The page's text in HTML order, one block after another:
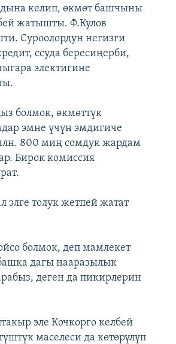
келип, өкмөт башчыны
жатышты. Ф.Кулов
Суроолордун негизги
ссуда бересиңерби,
электигине
болмок, өкмөттүк
эмне үчүн эмдигиче
800 миң сомдук жардам
Бирок комиссия
элге толук жетпей жатат
болмок, деп мамлекет
дагы нааразылык
деген да пикирлерин
эле Кочкорго келбей
маселеси да көтөрүлүп